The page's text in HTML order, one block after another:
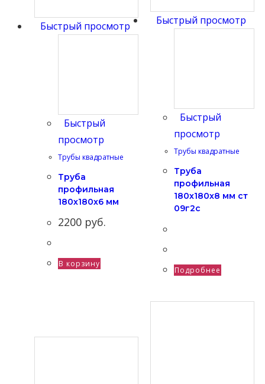
Быстрый просмотр
Быстрый
просмотр
Трубы квадратные
Труба
профильная
180х180х6 мм
2200 руб.
В корзину
Быстрый просмотр
Быстрый
просмотр
Трубы квадратные
Труба
профильная
180х180х8 мм ст
09г2с
Подробнее